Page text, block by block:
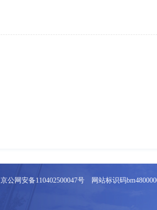
京公网安备110402500047号 网站标识码